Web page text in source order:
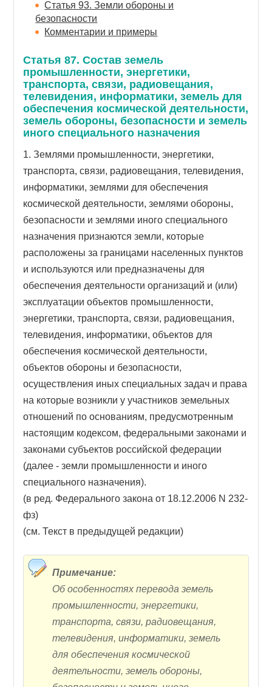
Статья 93. Земли обороны и
безопасности
Комментарии и примеры
Статья 87. Состав земель
промышленности, энергетики,
транспорта, связи, радиовещания,
телевидения, информатики, земель для
обеспечения космической деятельности,
земель обороны, безопасности и земель
иного специального назначения
1. Землями промышленности, энергетики,
транспорта, связи, радиовещания, телевидения,
информатики, землями для обеспечения
космической деятельности, землями обороны,
безопасности и землями иного специального
назначения признаются земли, которые
расположены за границами населенных пунктов
и используются или предназначены для
обеспечения деятельности организаций и (или)
эксплуатации объектов промышленности,
энергетики, транспорта, связи, радиовещания,
телевидения, информатики, объектов для
обеспечения космической деятельности,
объектов обороны и безопасности,
осуществления иных специальных задач и права
на которые возникли у участников земельных
отношений по основаниям, предусмотренным
настоящим кодексом, федеральными законами и
законами субъектов российской федерации
(далее - земли промышленности и иного
специального назначения).
(в ред. Федерального закона от 18.12.2006 N 232-
фз)
(см. Текст в предыдущей редакции)
Примечание:
Об особенностях перевода земель
промышленности, энергетики,
транспорта, связи, радиовещания,
телевидения, информатики, земель
для обеспечения космической
деятельности, земель обороны,